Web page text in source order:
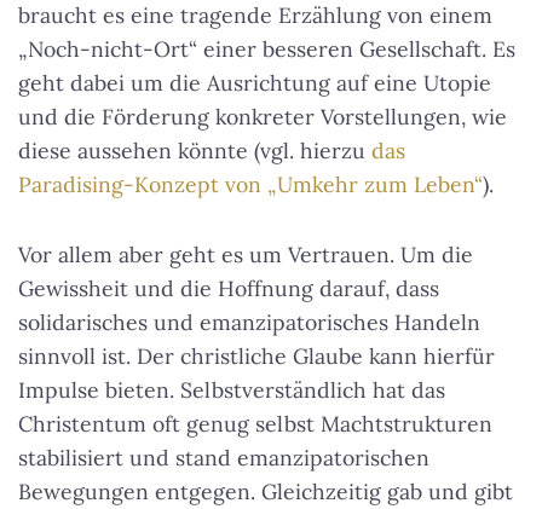
braucht es eine tragende Erzählung von einem
„Noch-nicht-Ort“ einer besseren Gesellschaft. Es
geht dabei um die Ausrichtung auf eine Utopie
und die Förderung konkreter Vorstellungen, wie
diese aussehen könnte (vgl. hierzu das
Paradising-Konzept von „Umkehr zum Leben“).
Vor allem aber geht es um Vertrauen. Um die
Gewissheit und die Hoffnung darauf, dass
solidarisches und emanzipatorisches Handeln
sinnvoll ist. Der christliche Glaube kann hierfür
Impulse bieten. Selbstverständlich hat das
Christentum oft genug selbst Machtstrukturen
stabilisiert und stand emanzipatorischen
Bewegungen entgegen. Gleichzeitig gab und gibt